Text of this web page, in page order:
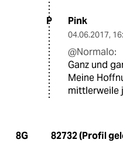
P Pink
04.06.2017,
@Normalo:
Ganz und
Meine
mittlerweile
8G 82732 (Profil